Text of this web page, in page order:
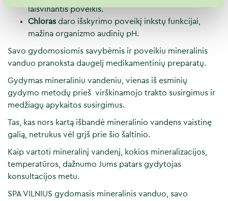
laisvinantis poveikis.
Chloras daro išskyrimo poveikį inkstų funkcijai,
mažina organizmo audinių pH.
Savo gydomosiomis savybėmis ir poveikiu mineralinis
vanduo pranoksta daugelį medikamentinių preparatų.
Gydymas mineraliniu vandeniu, vienas iš esminių
gydymo metodų prieš virškinamojo trakto susirgimus ir
medžiagų apykaitos susirgimus.
Tas, kas nors kartą išbandė mineralinio vandens vaistinę
galią, netrukus vėl grįš prie šio šaltinio.
Kaip vartoti mineralinį vandenį, kokios mineralizacijos,
temperatūros, dažnumo Jums patars gydytojas
konsultacijos metu.
SPA VILNIUS gydomasis mineralinis vanduo, savo